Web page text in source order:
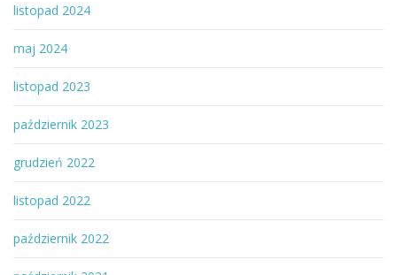
listopad 2024
maj 2024
listopad 2023
październik 2023
grudzień 2022
listopad 2022
październik 2022